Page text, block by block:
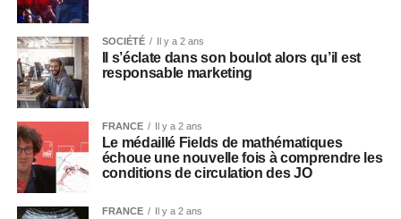
SOCIÉTÉ Il y a 2 ans
Il s’éclate dans son boulot alors qu’il est
responsable marketing
FRANCE Il y a 2 ans
Le médaillé Fields de mathématiques
échoue une nouvelle fois à comprendre les
conditions de circulation des JO
FRANCE Il y a 2 ans